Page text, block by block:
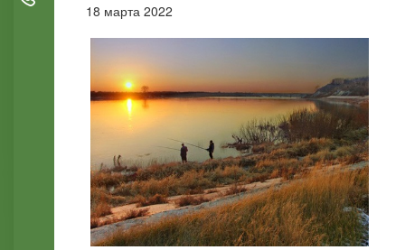
+7 (705) 777 78 05
18 марта 2022